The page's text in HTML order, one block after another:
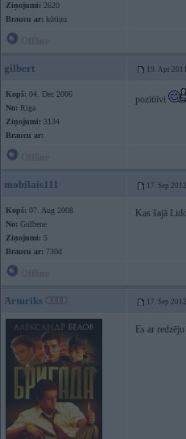
Ziņojumi: 2620
Braucu ar: kūtiņu
gilbert 19. Apr
Kopš: 04. Dec 2006
No: Rīga
Ziņojumi: 3134
Braucu ar:
pozitiivi
mobilais111 17. Sep
Kopš: 07. Aug 2008
No: Gulbene
Ziņojumi: 5
Braucu ar: 730d
Kas šajā
Arturiks 17. Sep
Es ar